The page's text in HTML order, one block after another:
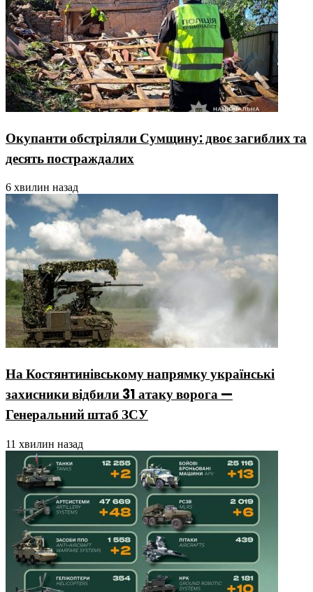
Окупанти обстріляли Сумщину: двоє загиблих та
десять постраждалих
6 хвилин назад
На Костянтинівському напрямку українські
захисники відбили 31 атаку ворога —
Генеральний штаб ЗСУ
11 хвилин назад